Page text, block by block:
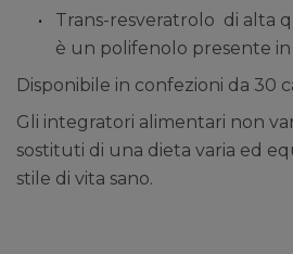
Trans-resveratrolo di alta
è un polifenolo presente
Disponibile in confezioni da 30
Gli integratori alimentari non
sostituti di una dieta varia ed
stile di vita sano.